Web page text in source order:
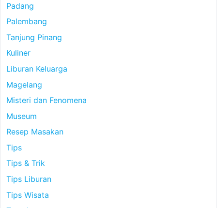
Padang
Palembang
Tanjung Pinang
Kuliner
Liburan Keluarga
Magelang
Misteri dan Fenomena
Museum
Resep Masakan
Tips
Tips & Trik
Tips Liburan
Tips Wisata